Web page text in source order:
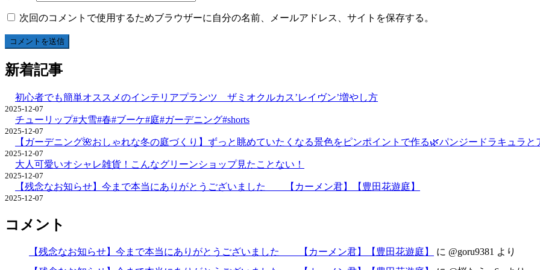
次回のコメントで使用するためブラウザーに自分の名前、メールアドレス、サイトを保存する。
新着記事
初心者でも簡単オススメのインテリアプランツ ザミオクルカス’レイヴン’増やし方
2025-12-07
チューリップ#大雪#春#ブーケ#庭#ガーデニング#shorts
2025-12-07
【ガーデニング🌺おしゃれな冬の庭づくり】ずっと眺めていたくなる景色をピンポイントで作る🌿パンジードラキュラ
2025-12-07
大人可愛いオシャレ雑貨！こんなグリーンショップ見たことない！
2025-12-07
【残念なお知らせ】今まで本当にありがとうございました 【カーメン君】【豊田花遊庭】
2025-12-07
コメント
【残念なお知らせ】今まで本当にありがとうございました 【カーメン君】【豊田花遊庭】 に @goru9381 より